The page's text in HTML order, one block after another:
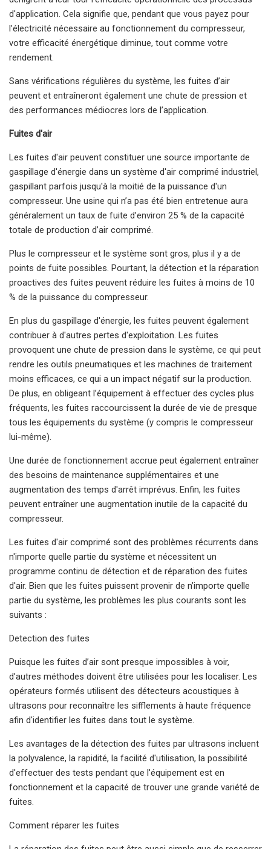
d'application. Cela signifie que, pendant que vous payez pour
l’électricité nécessaire au fonctionnement du compresseur,
votre efficacité énergétique diminue, tout comme votre
rendement.
Sans vérifications régulières du système, les fuites d’air
peuvent et entraîneront également une chute de pression et
des performances médiocres lors de l’application.
Fuites d'air
Les fuites d'air peuvent constituer une source importante de
gaspillage d'énergie dans un système d'air comprimé industriel,
gaspillant parfois jusqu'à la moitié de la puissance d'un
compresseur. Une usine qui n’a pas été bien entretenue aura
généralement un taux de fuite d’environ 25 % de la capacité
totale de production d’air comprimé.
Plus le compresseur et le système sont gros, plus il y a de
points de fuite possibles. Pourtant, la détection et la réparation
proactives des fuites peuvent réduire les fuites à moins de 10
% de la puissance du compresseur.
En plus du gaspillage d'énergie, les fuites peuvent également
contribuer à d'autres pertes d'exploitation. Les fuites
provoquent une chute de pression dans le système, ce qui peut
rendre les outils pneumatiques et les machines de traitement
moins efficaces, ce qui a un impact négatif sur la production.
De plus, en obligeant l’équipement à effectuer des cycles plus
fréquents, les fuites raccourcissent la durée de vie de presque
tous les équipements du système (y compris le compresseur
lui-même).
Une durée de fonctionnement accrue peut également entraîner
des besoins de maintenance supplémentaires et une
augmentation des temps d'arrêt imprévus. Enfin, les fuites
peuvent entraîner une augmentation inutile de la capacité du
compresseur.
Les fuites d'air comprimé sont des problèmes récurrents dans
n'importe quelle partie du système et nécessitent un
programme continu de détection et de réparation des fuites
d'air. Bien que les fuites puissent provenir de n’importe quelle
partie du système, les problèmes les plus courants sont les
suivants :
Detection des fuites
Puisque les fuites d’air sont presque impossibles à voir,
d’autres méthodes doivent être utilisées pour les localiser. Les
opérateurs formés utilisent des détecteurs acoustiques à
ultrasons pour reconnaître les sifflements à haute fréquence
afin d'identifier les fuites dans tout le système.
Les avantages de la détection des fuites par ultrasons incluent
la polyvalence, la rapidité, la facilité d'utilisation, la possibilité
d'effectuer des tests pendant que l'équipement est en
fonctionnement et la capacité de trouver une grande variété de
fuites.
Comment réparer les fuites